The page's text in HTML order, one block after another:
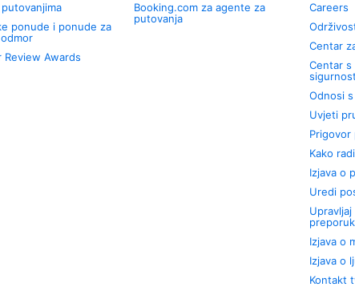
ponude i ponude za
Review Awards
Booking.com za agente za
putovanja
Careers
Centar
Centar s
sigurnost
Odnosi
Uvjeti
Prigovor
Kako
Izjava o
Uredi
Izjava o
Izjava o
Kontakt